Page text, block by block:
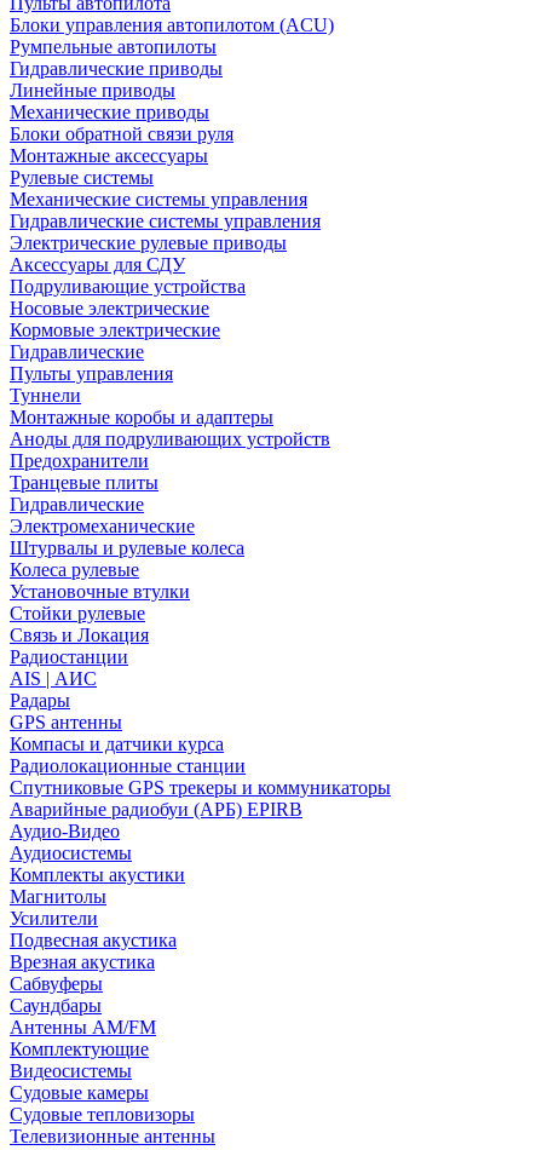
Блоки управления автопилотом (ACU)
Румпельные автопилоты
Гидравлические приводы
Линейные приводы
Механические приводы
Блоки обратной связи руля
Монтажные аксессуары
Рулевые системы
Механические системы управления
Гидравлические системы управления
Электрические рулевые приводы
Аксессуары для СДУ
Подруливающие устройства
Носовые электрические
Кормовые электрические
Гидравлические
Пульты управления
Туннели
Монтажные коробы и адаптеры
Аноды для подруливающих устройств
Предохранители
Транцевые плиты
Гидравлические
Электромеханические
Штурвалы и рулевые колеса
Колеса рулевые
Установочные втулки
Стойки рулевые
Связь и Локация
Радиостанции
AIS | АИС
Радары
GPS антенны
Компасы и датчики курса
Радиолокационные станции
Спутниковые GPS трекеры и коммуникаторы
Аварийные радиобуи (АРБ) EPIRB
Аудио-Видео
Аудиосистемы
Комплекты акустики
Магнитолы
Усилители
Подвесная акустика
Врезная акустика
Сабвуферы
Саундбары
Антенны AM/FM
Комплектующие
Видеосистемы
Судовые камеры
Cудовые тепловизоры
Телевизионные антенны